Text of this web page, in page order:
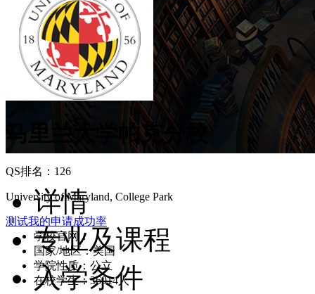
马里兰大学帕克分校
QS排名：126
University of Maryland, College Park
测试我的申请成功率
学校官网：
www.umd.edu
国家/地区：美国
学院性质：公立
在校学生：36014人
详情
专业及课程
入学条件